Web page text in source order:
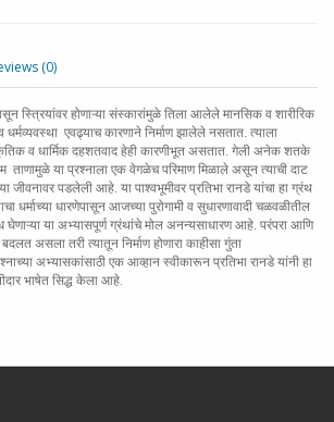
(0)
स्त्रियांवर होणाऱ्या संस्कारांमुळे तिला आलेले मानसिक व शारीरिक
एवढ्याच कारणाने निर्माण झालेले नसतात. त्याला
व धार्मिक दहशतवाद हेही कारणीभूत असतात. गेली अनेक शतके
ताणामुळे या प्रश्नाला एक वेगळेच परिमाण मिळाले असून त्याची दाट
जीवनावर पडलेली आहे. या पाश्वभूमीवर प्रतिभा रानडे यांचा हा ग्रंथ
धर्माच्या धारणेपासून आजच्या पुरोगामी व सुधारणावादी चळवळीतील
घेणाऱ्या या अभ्यासपूर्ण ग्रंथांचे मोल अनन्यसाधारण आहे. परंपरा आणि
असला तरी त्यातून निर्माण होणारा काहीसा गुंता
अभ्यासकांसाठी एक आव्हान स्वीकारून प्रतिभा रानडे यांनी हा
भाषेत सिद्ध केला आहे.